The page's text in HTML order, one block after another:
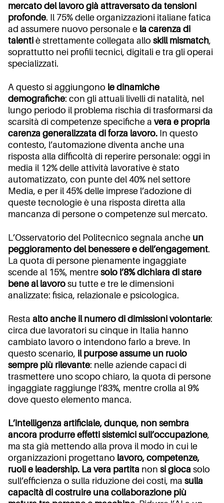
mercato del lavoro già attraversato da tensioni
profonde. Il 75% delle organizzazioni italiane fatica
ad assumere nuovo personale e la carenza di
talenti è strettamente collegata allo skill mismatch,
soprattutto nei profili tecnici, digitali e tra gli operai
specializzati.
A questo si aggiungono le dinamiche
demografiche: con gli attuali livelli di natalità, nel
lungo periodo il problema rischia di trasformarsi da
scarsità di competenze specifiche a vera e propria
carenza generalizzata di forza lavoro. In questo
contesto, l’automazione diventa anche una
risposta alla difficoltà di reperire personale: oggi in
media il 12% delle attività lavorative è stato
automatizzato, con punte del 40% nel settore
Media, e per il 45% delle imprese l’adozione di
queste tecnologie è una risposta diretta alla
mancanza di persone o competenze sul mercato.
L’Osservatorio del Politecnico segnala anche un
peggioramento del benessere e dell’engagement.
La quota di persone pienamente ingaggiate
scende al 15%, mentre solo l’8% dichiara di stare
bene al lavoro su tutte e tre le dimensioni
analizzate: fisica, relazionale e psicologica.
Resta alto anche il numero di dimissioni volontarie:
circa due lavoratori su cinque in Italia hanno
cambiato lavoro o intendono farlo a breve. In
questo scenario, il purpose assume un ruolo
sempre più rilevante: nelle aziende capaci di
trasmettere uno scopo chiaro, la quota di persone
ingaggiate raggiunge l’83%, mentre crolla al 9%
dove questo elemento manca.
L’intelligenza artificiale, dunque, non sembra
ancora produrre effetti sistemici sull’occupazione,
ma sta già mettendo alla prova il modo in cui le
organizzazioni progettano lavoro, competenze,
ruoli e leadership. La vera partita non si gioca solo
sull’efficienza o sulla riduzione dei costi, ma sulla
capacità di costruire una collaborazione più